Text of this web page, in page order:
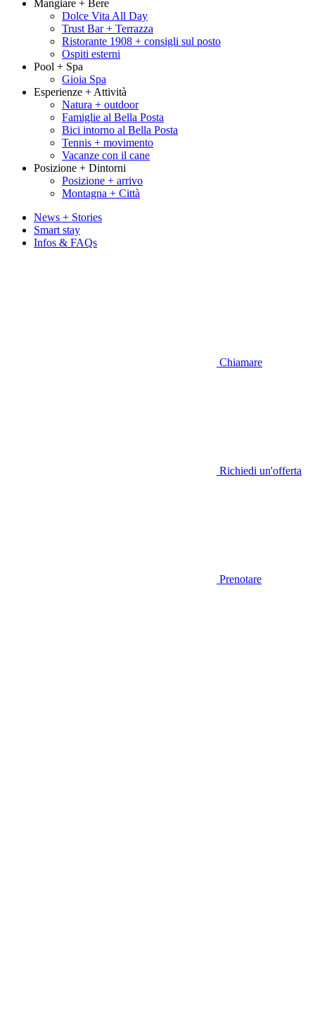
Mangiare + Bere
Dolce Vita All Day
Trust Bar + Terrazza
Ristorante 1908 + consigli sul posto
Ospiti esterni
Pool + Spa
Gioia Spa
Esperienze + Attività
Natura + outdoor
Famiglie al Bella Posta
Bici intorno al Bella Posta
Tennis + movimento
Vacanze con il cane
Posizione + Dintorni
Posizione + arrivo
Montagna + Città
News + Stories
Smart stay
Infos & FAQs
Chiamare
Richiedi un'offerta
Prenotare